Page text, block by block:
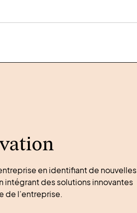
en identifiant de nouvelles
intégrant des solutions innovantes
de l’entreprise.